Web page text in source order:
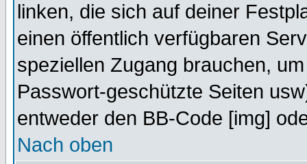
linken, die sich auf deiner
einen öffentlich verfügbaren
speziellen Zugang brauchen,
Passwort-geschützte Seiten
entweder den BB-Code [img]
Nach oben